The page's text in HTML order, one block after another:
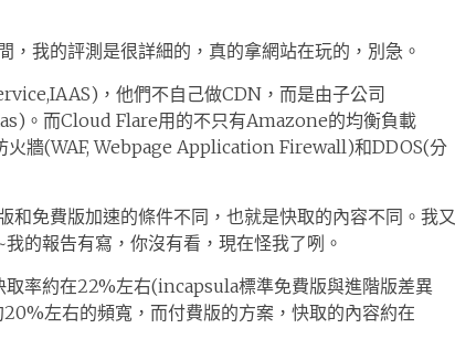
我的評測是很詳細的，真的拿網站在玩的，別急。
，他們不自己做CDN，而是由子公司
。而Cloud Flare用的不只有Amazone的均衡負載
牆(WAF, Webpage Application Firewall)和DDOS(分
免費版加速的條件不同，也就是快取的內容不同。我又
的報告有寫，你沒有看，現在怪我了咧。
率約在22%左右(incapsula標準免費版與進階版差異
左右的頻寬，而付費版的方案，快取的內容約在